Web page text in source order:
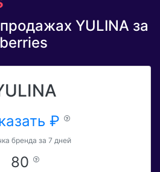
YULINA за
₽
бренда за 7 дней
80